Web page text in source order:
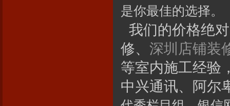
是你最佳的选择。
我们的价格绝
修、 深圳店铺装
等室内施工经验
中兴通讯、阿尔